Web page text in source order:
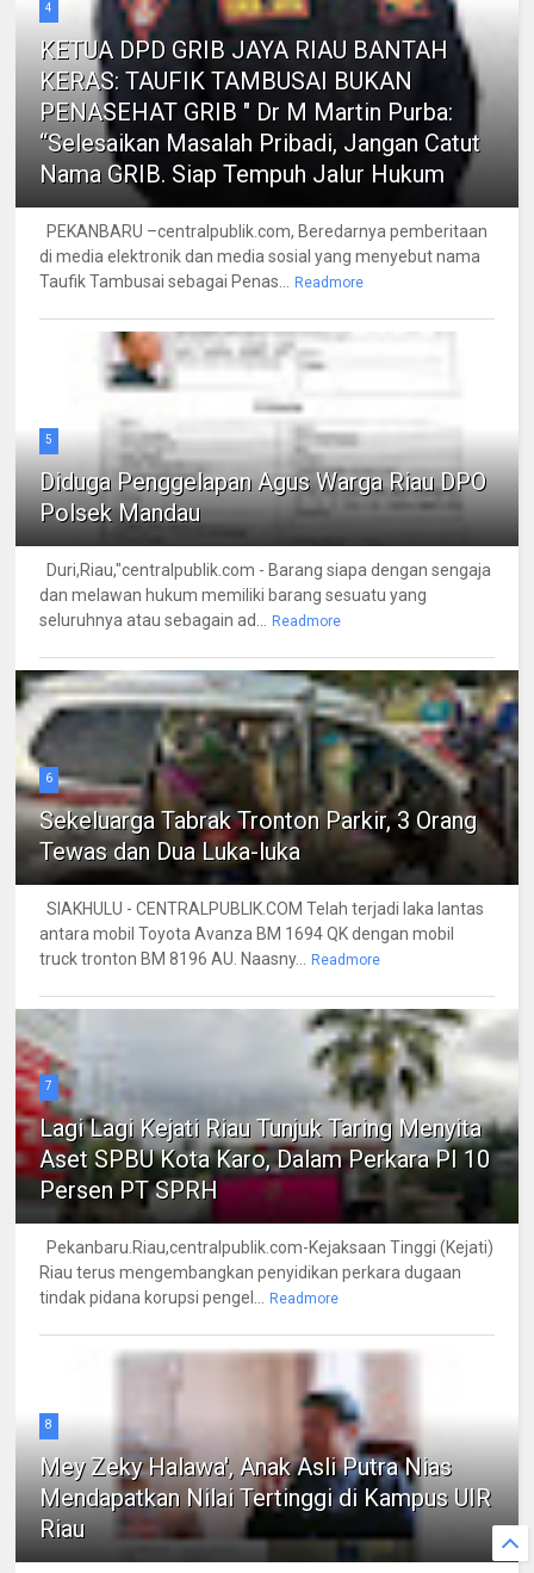
4
KETUA DPD GRIB JAYA RIAU BANTAH
KERAS: TAUFIK TAMBUSAI BUKAN
PENASEHAT GRIB " Dr M Martin Purba:
“Selesaikan Masalah Pribadi, Jangan Catut
Nama GRIB. Siap Tempuh Jalur Hukum
PEKANBARU –centralpublik.com, Beredarnya pemberitaan
di media elektronik dan media sosial yang menyebut nama
Taufik Tambusai sebagai Penas... Readmore
5
Diduga Penggelapan Agus Warga Riau DPO
Polsek Mandau
Duri,Riau,"centralpublik.com - Barang siapa dengan sengaja
dan melawan hukum memiliki barang sesuatu yang
seluruhnya atau sebagain ad... Readmore
6
Sekeluarga Tabrak Tronton Parkir, 3 Orang
Tewas dan Dua Luka-luka
SIAKHULU - CENTRALPUBLIK.COM Telah terjadi laka lantas
antara mobil Toyota Avanza BM 1694 QK dengan mobil
truck tronton BM 8196 AU. Naasny... Readmore
7
Lagi Lagi Kejati Riau Tunjuk Taring Menyita
Aset SPBU Kota Karo, Dalam Perkara PI 10
Persen PT SPRH
Pekanbaru.Riau,centralpublik.com-Kejaksaan Tinggi (Kejati)
Riau terus mengembangkan penyidikan perkara dugaan
tindak pidana korupsi pengel... Readmore
8
Mey Zeky Halawa', Anak Asli Putra Nias
Mendapatkan Nilai Tertinggi di Kampus UIR
Riau